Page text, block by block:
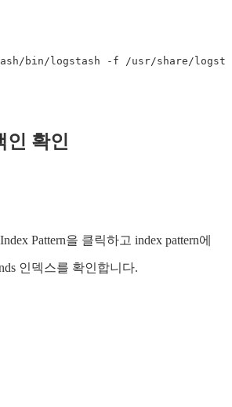
인 확인
Pattern을 클릭하고 index pattern에
인덱스를 확인합니다.